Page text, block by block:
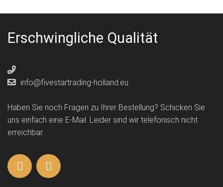
Erschwingliche Qualität
info@fivestartrading-holland.eu
Haben Sie noch Fragen zu Ihrer Bestellung? Schicken Sie
uns einfach eine E-Mail. Leider sind wir telefonisch nicht
erreichbar.